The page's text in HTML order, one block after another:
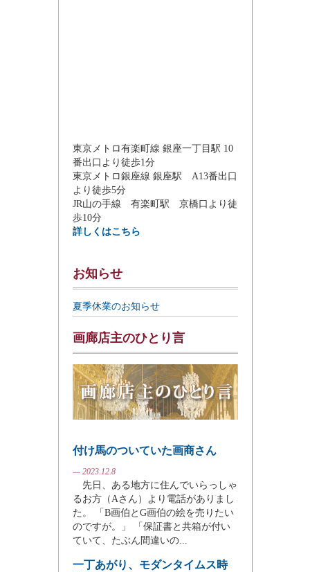
東京メトロ有楽町線 銀座一丁目駅 10
番出口より徒歩1分
東京メトロ銀座線 銀座駅 A13番出口
より徒歩5分
JR山の手線 有楽町駅 京橋口より徒
歩10分
詳しくはこちら
お知らせ
夏季休業のお知らせ
画廊店主のひとり言
付け馬のついていた画商さん
— 2023.12.8
先日、ある地方に住んでいらっしゃ
るお方（Aさん）より電話がありまし
た。 「B画伯とG画伯の絵を売りたい
のですが。」 「保証書と共箱が付い
ていて、たぶん間違いの...
一丁あがり、モダンタイムス時